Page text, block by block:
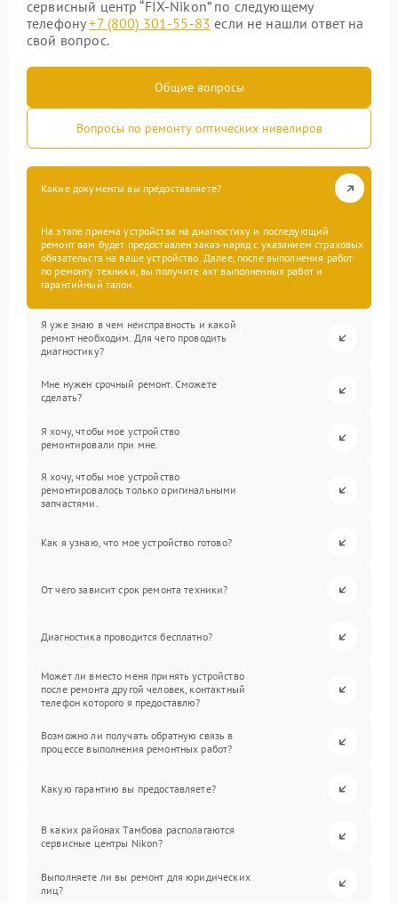
сервисный центр “FIX-Nikon” по следующему
телефону+7 (800) 301-55-83 если не нашли ответ на
свой вопрос.
Общие вопросы
Вопросы по ремонту оптических нивелиров
Какие документы вы предоставляете?
На этапе приема устройства на диагностику и последующий
ремонт вам будет предоставлен заказ-наряд с указанием страховых
обязательств на ваше устройство. Далее, после выполнения работ
по ремонту техники, вы получите акт выполненных работ и
гарантийный талон.
Я уже знаю в чем неисправность и какой
ремонт необходим. Для чего проводить
диагностику?
Мне нужен срочный ремонт. Сможете
сделать?
Я хочу, чтобы мое устройство
ремонтировали при мне.
Я хочу, чтобы мое устройство
ремонтировалось только оригинальными
запчастями.
Как я узнаю, что мое устройство готово?
От чего зависит срок ремонта техники?
Диагностика проводится бесплатно?
Может ли вместо меня принять устройство
после ремонта другой человек, контактный
телефон которого я предоставлю?
Возможно ли получать обратную связь в
процессе выполнения ремонтных работ?
Какую гарантию вы предоставляете?
В каких районах Тамбова располагаются
сервисные центры Nikon?
Выполняете ли вы ремонт для юридических
лиц?